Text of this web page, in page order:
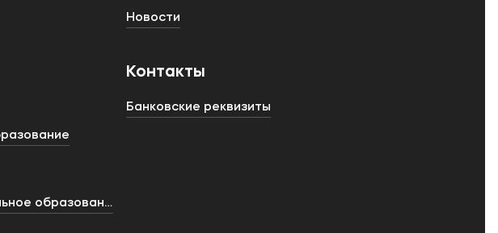
образование
Новости
Контакты
Банковские реквизиты